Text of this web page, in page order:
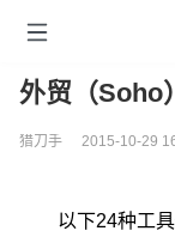
外贸（Soho
猎刀手 2015-10-29
以下24种工